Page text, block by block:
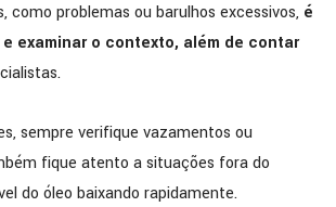
como problemas ou barulhos excessivos, é
examinar o contexto, além de contar
sempre verifique vazamentos ou
fique atento a situações fora do
do óleo baixando rapidamente.